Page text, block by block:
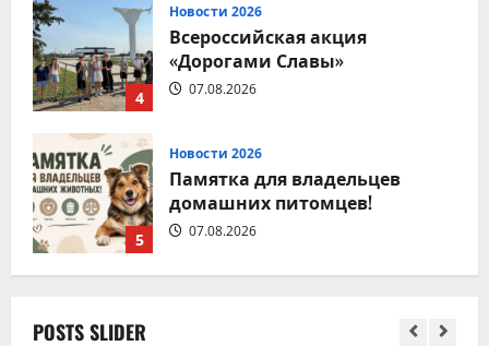
4
Новости 2026
Всероссийская акция
«Дорогами Славы»
07.08.2026
5
Новости 2026
Памятка для владельцев
домашних питомцев!
07.08.2026
9 августа – День строителя
POSTS SLIDER